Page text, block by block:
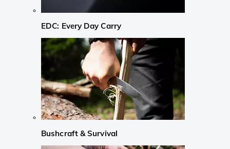
EDC: Every Day Carry
Bushcraft & Survival